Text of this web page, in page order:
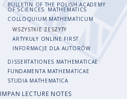
BULLETIN OF THE POLISH ACADEMY
OF SCIENCES. MATHEMATICS
COLLOQUIUM MATHEMATICUM
WSZYSTKIE ZESZYTY
ARTYKUŁY ONLINE FIRST
INFORMACJE DLA AUTORÓW
DISSERTATIONES MATHEMATICAE
FUNDAMENTA MATHEMATICAE
STUDIA MATHEMATICA
IMPAN LECTURE NOTES